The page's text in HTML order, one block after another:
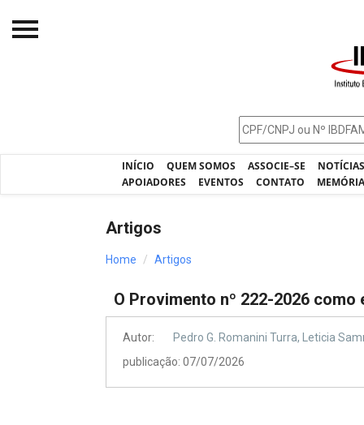
INÍCIO QUEM SOMOS ASSOCIE–SE
APOIADORES
EVENTOS CONTATO
Processos - IBDFAM
Projetos do IBDFAM
Artigos
Home Artigos
O Provimento nº 222-2026
Autor:
Pedro G. Romanini Turra, Leticia
publicação: 07/07/2026